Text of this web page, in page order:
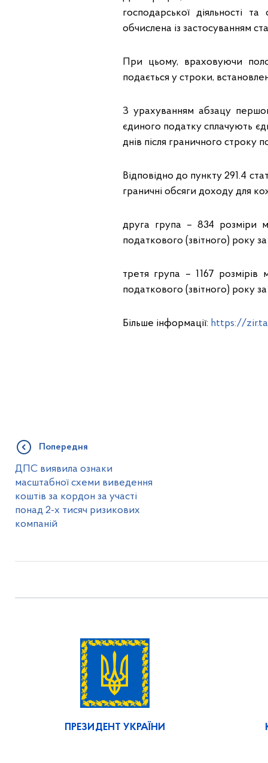
господарської діяльності
обчислена із застосуванням
При цьому, враховуючи
подається у строки,
З урахуванням абзацу
єдиного податку сплачують
днів після граничного строку
Відповідно до пункту 291.4
граничні обсяги доходу для
друга група – 834 розміри
податкового (звітного) року
третя група – 1167 розмірів
податкового (звітного) року
Більше інформації: https://
Попередня
ДПС виявила ознаки
масштабної схеми виведення
коштів за кордон за участі
понад 2-х тисяч ризикових
компаній
ПРЕЗИДЕНТ УКРАЇНИ